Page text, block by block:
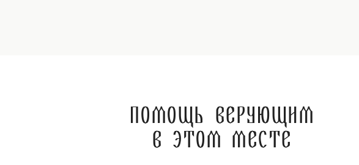
Помощь верующим
в этом месте